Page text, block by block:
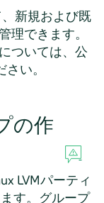
新規および既
理できます。
ついては、公
い。
の作
LVMパーティ
す。グループ